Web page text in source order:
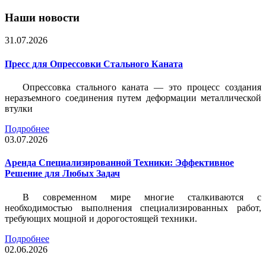
Наши новости
31.07.2026
Пресс для Опрессовки Стального Каната
Опрессовка стального каната — это процесс создания
неразъемного соединения путем деформации металлической
втулки
Подробнее
03.07.2026
Аренда Специализированной Техники: Эффективное
Решение для Любых Задач
В современном мире многие сталкиваются с
необходимостью выполнения специализированных работ,
требующих мощной и дорогостоящей техники.
Подробнее
02.06.2026